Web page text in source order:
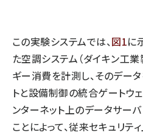
この実験システムでは、図1に
た空調システム（ダイキン工
ギー消費を計測し、そのデー
トと設備制御の統合ゲートウ
ンターネット上のデータサーバ
ことによって、従来セキュリ